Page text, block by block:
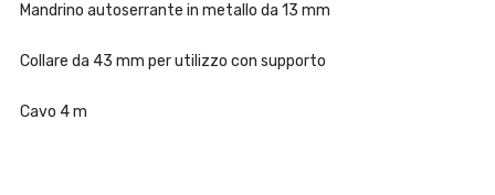
Mandrino autoserrante in metallo da 13 mm
Collare da 43 mm per utilizzo con supporto
Cavo 4 m